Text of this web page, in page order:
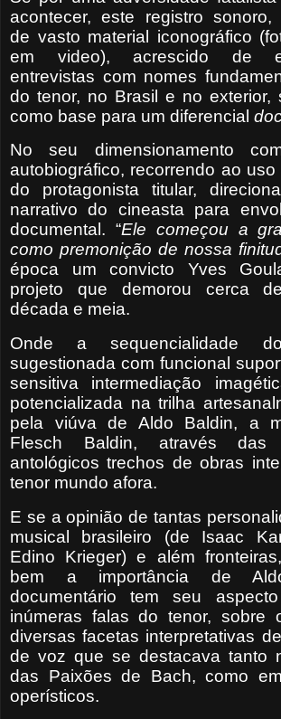
acontecer, este registro sonoro,
de vasto material iconográfico
em video), acrescido de
entrevistas com nomes
do tenor, no Brasil e no exterior,
como base para um diferencial
No seu dimensionamento
autobiográfico, recorrendo ao
do protagonista titular,
narrativo do cineasta para
documental. “Ele começou a
como premonição de nossa
época um convicto Yves
projeto que demorou cerca
década e meia.
Onde a sequencialidade
sugestionada com funcional
sensitiva intermediação
potencializada na trilha
pela viúva de Aldo Baldin, a
Flesch Baldin, através das
antológicos trechos de obras
tenor mundo afora.
E se a opinião de tantas
musical brasileiro (de Isaac
Edino Krieger) e além
bem a importância de
documentário tem seu
inúmeras falas do tenor, sobre
diversasfacetas interpretativas
de voz que se destacava tanto
das Paixões de Bach, como
operísticos.